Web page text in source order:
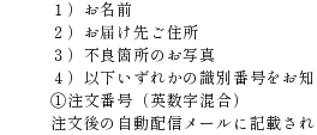
１）お名前
２）お届け先ご住所
３）不良箇所のお写真
４）以下いずれかの識別番号をお知
①注文番号（英数字混合）
注文後の自動配信メールに記載され